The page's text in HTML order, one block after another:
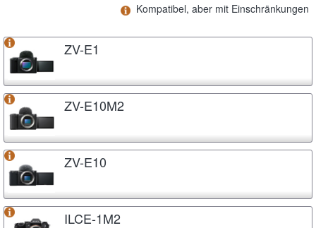
Kompatibel, aber mit Einschränkungen
ZV-E1
ZV-E10M2
ZV-E10
ILCE-1M2